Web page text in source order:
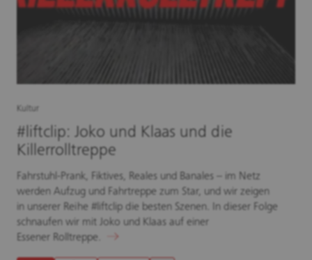
Kultur
#liftclip: Joko und Klaas und die
Killerrolltreppe
Fahrstuhl-Prank, Fiktives, Reales und Banales – im Netz
werden Aufzug und Fahrtreppe zum Star, und wir zeigen
in unserer Reihe #liftclip die besten Szenen. In dieser Folge
schnaufen wir mit Joko und Klaas auf einer
Essener Rolltreppe.